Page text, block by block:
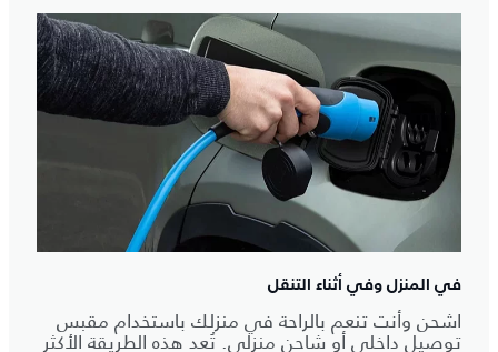
في المنزل وفي أثناء التنقل
اشحن وأنت تنعم بالراحة في منزلك باستخدام مقبس
توصيل داخلي أو شاحن منزلي. تُعد هذه الطريقة الأكثر